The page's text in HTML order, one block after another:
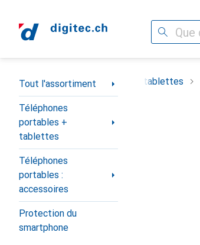
Recherche
Navigation par catégorie
Tout l'assortiment
Téléphones
portables +
tablettes
Téléphones
portables :
accessoires
Protection du
smartphone
Téléphones portables + tablettes